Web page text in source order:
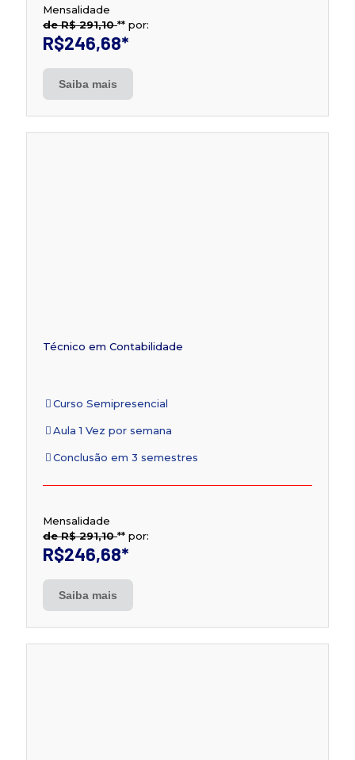
Mensalidade
de R$ 291,10** por:
R$246,68*
Saiba mais
Técnico em Contabilidade
Curso Semipresencial
Aula 1 Vez por semana
Conclusão em 3 semestres
Mensalidade
de R$ 291,10** por:
R$246,68*
Saiba mais